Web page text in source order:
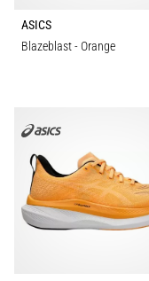
ASICS
Blazeblast- Orange